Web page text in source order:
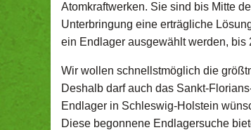
Atomkraftwerken. Sie sind bis Mitte
Unterbringung eine erträgliche
ein Endlager ausgewählt werden,
Wir wollen schnellstmöglich die
Deshalb darf auch das Sankt-
Endlager in Schleswig-Holstein
Diese begonnene Endlagersuche